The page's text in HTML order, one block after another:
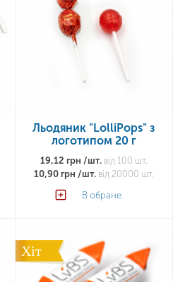
Льодяник "LolliPops" з
логотипом 20 г
19,12 грн /шт.від 100 шт.
10,90 грн /шт.від 20000 шт.
В обране
Хіт